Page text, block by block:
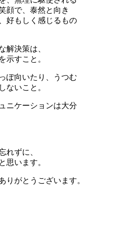
顔で、泰然と向き
好もしく感じるもの
解決策は、
示すこと。
ぽ向いたり、うつむ
ないこと。
ニケーションは大分
れずに、
思います。
りがとうございます。